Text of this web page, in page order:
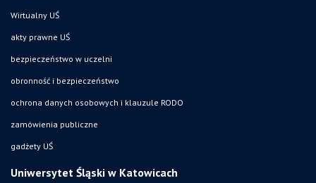
Wirtualny UŚ
akty prawne UŚ
bezpieczeństwo w uczelni
obronność i bezpieczeństwo
ochrona danych osobowych i klauzule RODO
zamówienia publiczne
gadżety UŚ
Uniwersytet Śląski w Katowicach